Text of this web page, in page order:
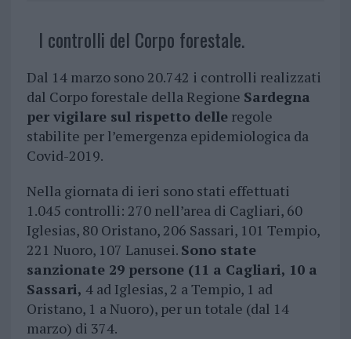
I controlli del Corpo forestale.
Dal 14 marzo sono 20.742 i controlli realizzati
dal Corpo forestale della Regione Sardegna
per vigilare sul rispetto delleregole
stabilite per l’emergenza epidemiologica da
Covid-2019.
Nella giornata di ieri sono stati effettuati
1.045 controlli: 270 nell’area di Cagliari, 60
Iglesias, 80 Oristano, 206 Sassari, 101 Tempio,
221 Nuoro, 107 Lanusei. Sono state
sanzionate 29 persone (11 a Cagliari, 10 a
Sassari, 4 ad Iglesias, 2 a Tempio, 1 ad
Oristano, 1 a Nuoro), per un totale (dal 14
marzo) di 374.